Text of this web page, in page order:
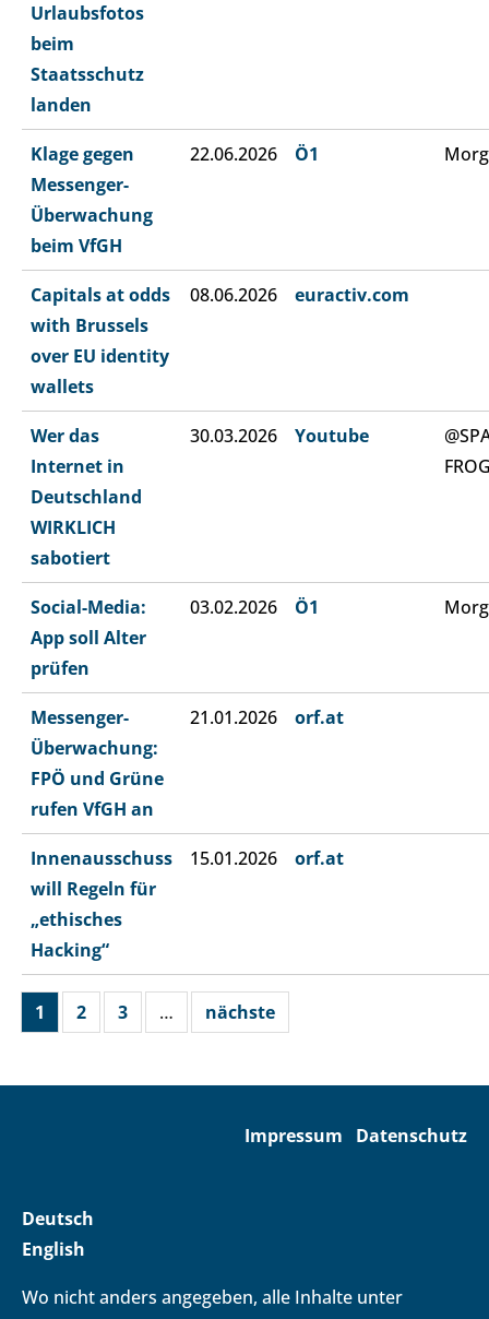
Urlaubsfotos
beim
Staatsschutz
landen
Klage gegen
Messenger-
Überwachung
beim VfGH
22.06.2026 Ö1
Capitals at odds
with Brussels
over EU identity
wallets
08.06.2026 euractiv.com
Wer das
Internet in
Deutschland
WIRKLICH
sabotiert
30.03.2026 Youtube
Social-Media:
App soll Alter
prüfen
03.02.2026 Ö1
Messenger-
Überwachung:
FPÖ und Grüne
rufen VfGH an
21.01.2026 orf.at
Innenausschuss
will Regeln für
„ethisches
Hacking“
15.01.2026 orf.at
1 2 3 … nächste
Impressum Datenschutz
Deutsch
English
Wo nicht anders angegeben, alle Inhalte unter